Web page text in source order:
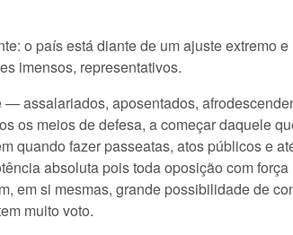
o país está diante de um ajuste extremo
imensos, representativos.
assalariados, aposentados,
os meios de defesa, a começar daquele
quando fazer passeatas, atos públicos e
absoluta pois toda oposição com
em si mesmas, grande possibilidade de
muito voto.